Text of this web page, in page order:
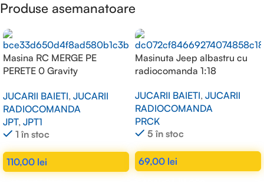
Produse asemanatoare
Masina RC MERGE PE
PERETE 0 Gravity
JUCARII BAIETI, JUCARII
RADIOCOMANDA
JPT, JPT1
1 în stoc
110,00 lei
Masinuta Jeep albastru cu
radiocomanda 1:18
JUCARII BAIETI, JUCARII
RADIOCOMANDA
PRCK
5 în stoc
69,00 lei